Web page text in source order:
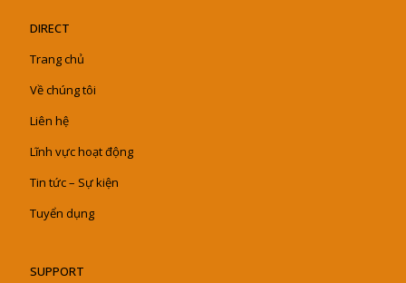
DIRECT
Trang chủ
Về chúng tôi
Liên hệ
Lĩnh vực hoạt động
Tin tức – Sự kiện
Tuyển dụng
SUPPORT